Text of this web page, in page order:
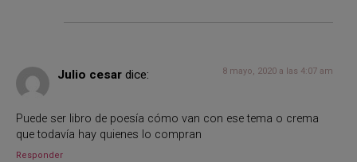
Julio cesar dice: 8 mayo, 2020 a las 4:07 am
Puede ser libro de poesía cómo van con ese tema o crema
que todavía hay quienes lo compran
Responder